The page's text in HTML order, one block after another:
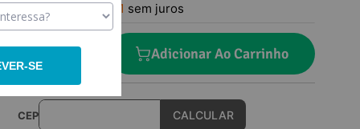
,51 sem juros
Adicionar Ao Carrinho
CEP
SE